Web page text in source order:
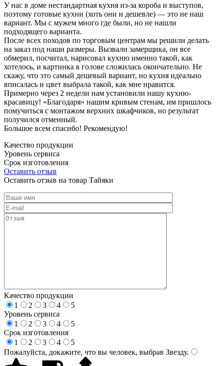
У нас в доме нестандартная кухня из-за короба и выступов,
поэтому готовые кухни (хоть они и дешевле) — это не наш
вариант. Мы с мужем много где были, но не нашли
подходящего варианта.
После всех походов по торговым центрам мы решили делать
на заказ под наши размеры. Вызвали замерщика, он все
обмерил, посчитал, нарисовал кухню именно такой, как
хотелось, и картинка в голове сложилась окончательно. Не
скажу, что это самый дешевый вариант, но кухня идеально
вписалась и цвет выбрала такой, как мне нравится.
Примерно через 2 недели нам установили нашу кухню-
красавицу! «Благодаря» нашим кривым стенам, им пришлось
помучиться с монтажом верхних шкафчиков, но результат
получился отменный.
Большое всем спасибо! Рекомендую!
Качество продукции
Уровень сервиса
Срок изготовления
Оставить отзыв
Оставить отзыв на товар Тайяки
Качество продукции
1
2 3 4
5
Уровень сервиса
1
2 3 4
5
Срок изготовления
1
2 3 4
5
Пожалуйста, докажите, что вы человек, выбрав Звезду.